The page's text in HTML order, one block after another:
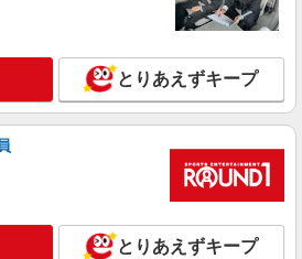
とりあえずキープ
とりあえずキープ